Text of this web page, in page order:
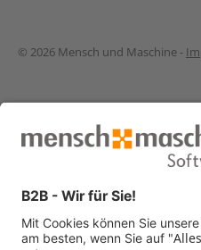
© 2026 Mensch und Maschine -